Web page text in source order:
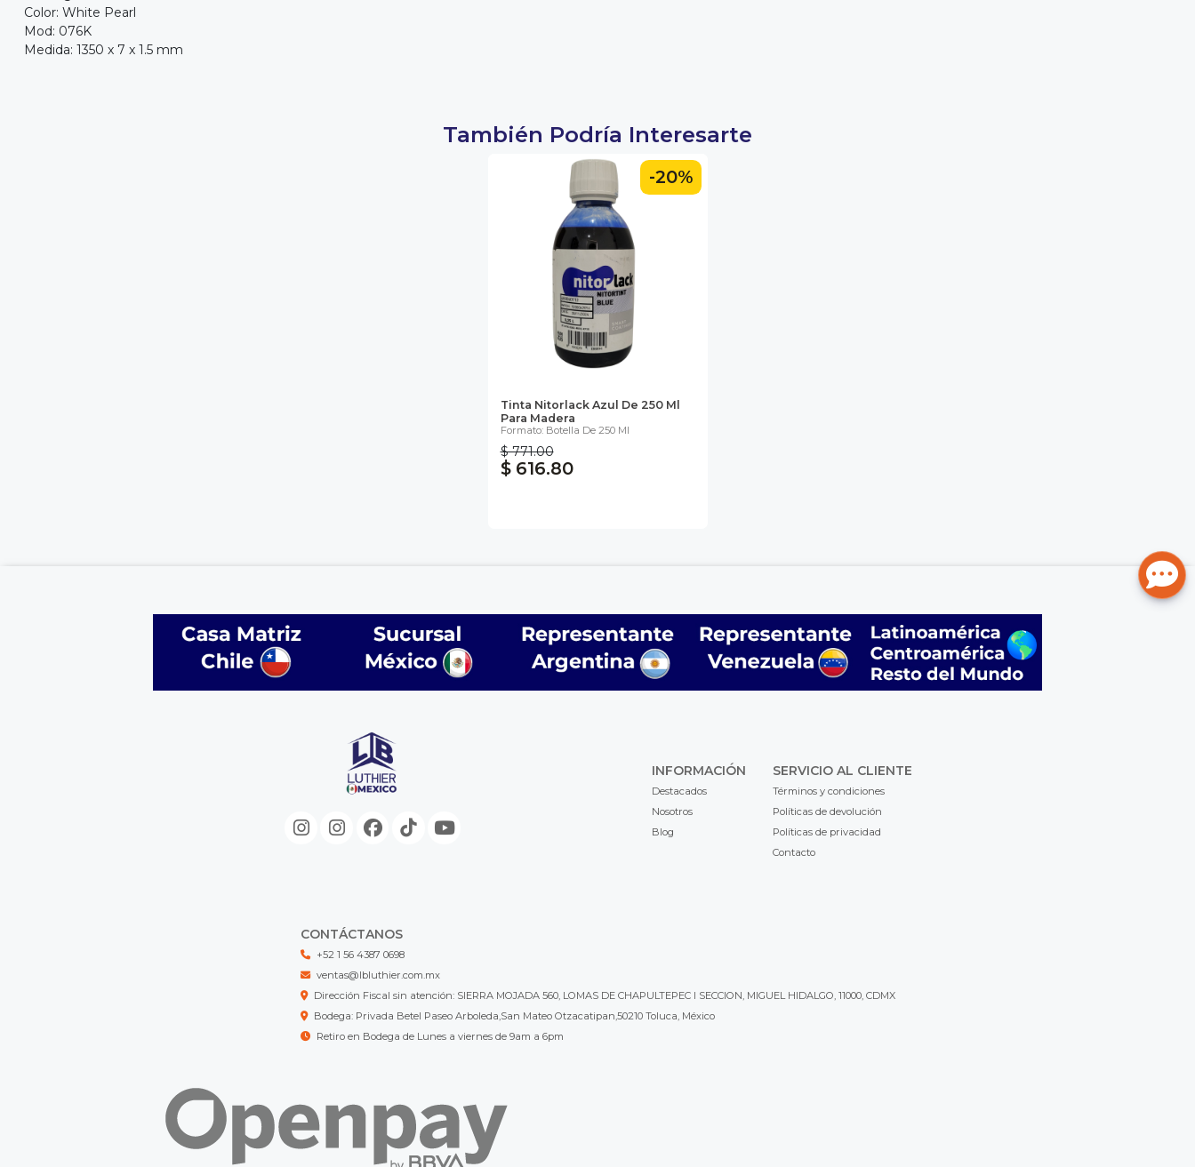
Color: White Pearl
Mod: 076K
Medida: 1350 x 7 x 1.5 mm
También Podría Interesarte
-20%
Tinta Nitorlack Azul De 250 Ml
Para Madera
Formato: Botella De 250 Ml
$ 771.00
$ 616.80
INFORMACIÓN
Destacados
Nosotros
Blog
SERVICIO AL CLIENTE
Términos y condiciones
Políticas de devolución
Políticas de privacidad
Contacto
CONTÁCTANOS
+52 1 56 4387 0698
ventas@lbluthier.com.mx
Dirección Fiscal sin atención: SIERRA MOJADA 560, LOMAS DE CHAPULTEPEC I SECCION, MIGUEL HIDALGO, 11000, CDMX
Bodega: Privada Betel Paseo Arboleda,San Mateo Otzacatipan,50210 Toluca, México
Retiro en Bodega de Lunes a viernes de 9am a 6pm